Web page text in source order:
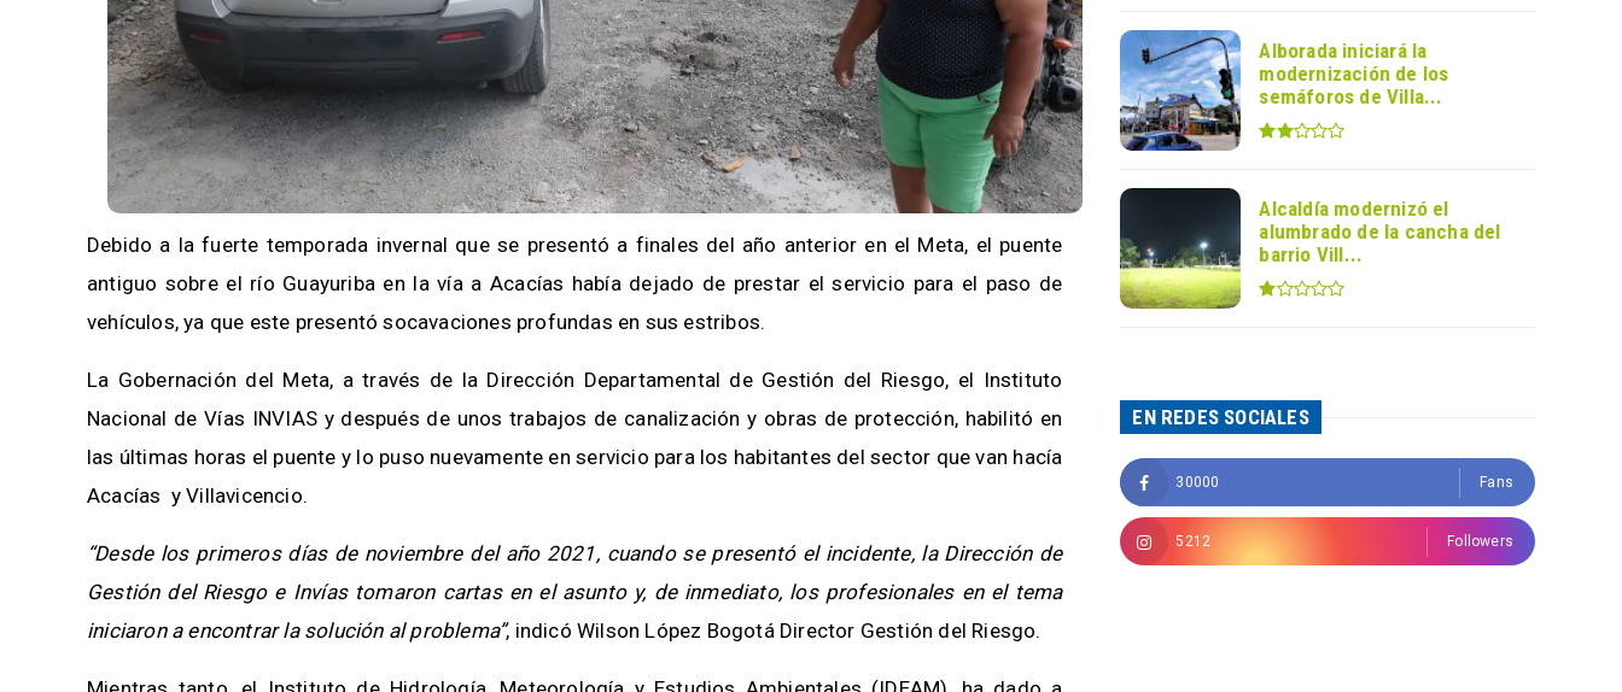
Debido a la fuerte temporada invernal que se presentó a finales del año anterior en el Meta, el puente
antiguo sobre el río Guayuriba en la vía a Acacías había dejado de prestar el servicio para el paso de
vehículos, ya que este presentó socavaciones profundas en sus estribos.
La Gobernación del Meta, a través de la Dirección Departamental de Gestión del Riesgo, el Instituto
Nacional de Vías INVIAS y después de unos trabajos de canalización y obras de protección, habilitó en
las últimas horas el puente y lo puso nuevamente en servicio para los habitantes del sector que van hacía
Acacías y Villavicencio.
“Desde los primeros días de noviembre del año 2021, cuando se presentó el incidente, la Dirección de
Gestión del Riesgo e Invías tomaron cartas en el asunto y, de inmediato, los profesionales en el tema
iniciaron a encontrar la solución al problema”, indicó Wilson López Bogotá Director Gestión del Riesgo.
Alborada iniciará la
modernización de los
semáforos de Villa...
Alcaldía modernizó el
alumbrado de la cancha del
barrio Vill...
EN REDES SOCIALES
30000 Fans
5212 Followers